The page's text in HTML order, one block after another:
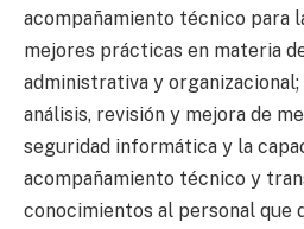
acompañamiento técnico para
mejores prácticas en materia
administrativa y
análisis, revisión y mejora de
seguridad informática y la
acompañamiento técnico y
conocimientos al personal que